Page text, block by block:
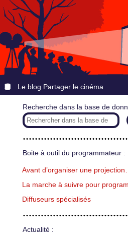
Le blog Partager le cinéma
Recherche dans la base de
Boite à outil du programmateur :
Avant d’organiser une projection…
La marche à suivre pour
Diffuseurs spécialisés
Actualité :